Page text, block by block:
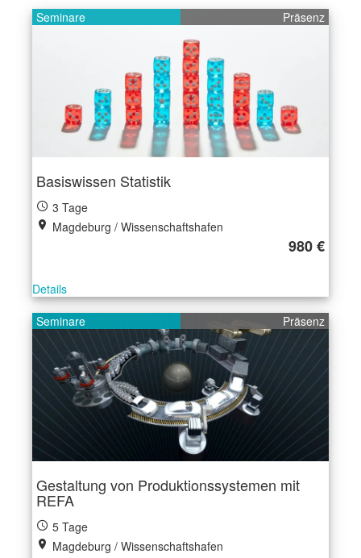
Seminare Präsenz
Basiswissen Statistik
3 Tage
Magdeburg / Wissenschaftshafen
980 €
Details
Seminare
Präsenz
Gestaltung von Produktionssystemen mit
REFA
5 Tage
Magdeburg / Wissenschaftshafen